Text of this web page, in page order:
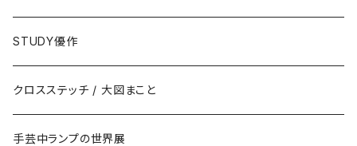
STUDY優作
クロスステッチ / 大図まこと
手芸中ランプの世界展